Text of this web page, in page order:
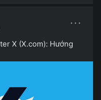
···
X (X.com): Hướng